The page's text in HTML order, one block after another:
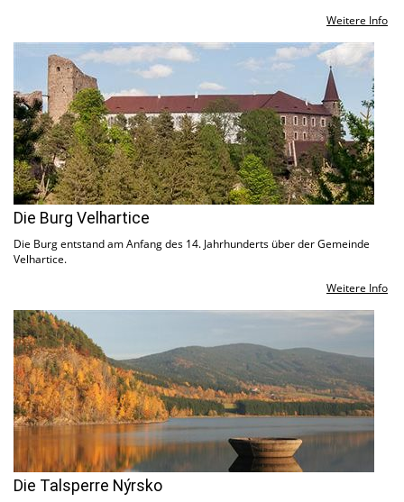
Weitere Info
Die Burg Velhartice
Die Burg entstand am Anfang des 14. Jahrhunderts über der Gemeinde
Velhartice.
Weitere Info
Die Talsperre Nýrsko